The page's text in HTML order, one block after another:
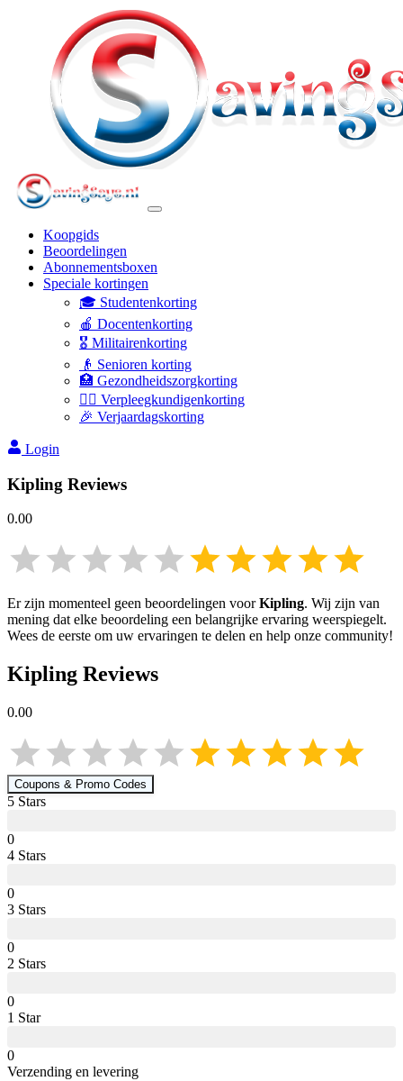
Koopgids
Beoordelingen
Abonnementsboxen
Speciale kortingen
🎓 Studentenkorting
🍎 Docentenkorting
🎖️ Militairenkorting
👴 Senioren korting
🏥 Gezondheidszorgkorting
👩‍⚕️ Verpleegkundigenkorting
🎉 Verjaardagskorting
Login
Kipling Reviews
0.00
Er zijn momenteel geen beoordelingen voorKipling. Wij zijn van
mening dat elke beoordeling een belangrijke ervaring weerspiegelt.
Wees de eerste om uw ervaringen te delen en help onze community!
Kipling Reviews
0.00
Coupons & Promo Codes
5 Stars
0
4 Stars
0
3 Stars
0
2 Stars
0
1 Star
0
Verzending en levering